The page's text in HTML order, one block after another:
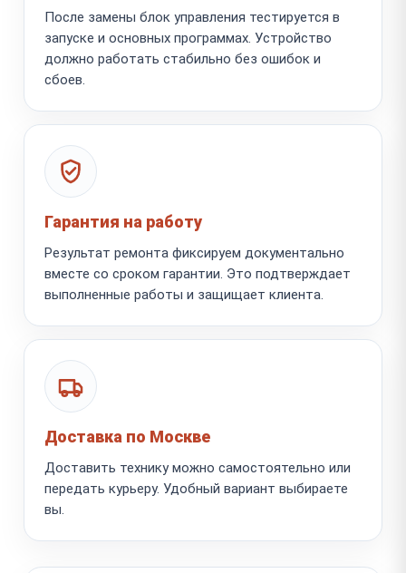
После замены блок управления тестируется в
запуске и основных программах. Устройство
должно работать стабильно без ошибок и
сбоев.
Гарантия на работу
Результат ремонта фиксируем документально
вместе со сроком гарантии. Это подтверждает
выполненные работы и защищает клиента.
Доставка по Москве
Доставить технику можно самостоятельно или
передать курьеру. Удобный вариант выбираете
вы.